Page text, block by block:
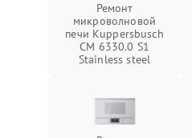
Ремонт
микроволновой
печи Kuppersbusch
CM 6330.0 S1
Stainless steel